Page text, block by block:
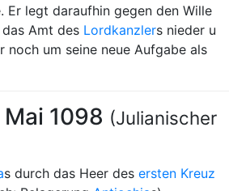
Er legt daraufhin gegen den Wille
das Amt des Lordkanzlers nieder u
noch um seine neue Aufgabe als
1098 (Julianischer
s durch das Heer des ersten Kreuz